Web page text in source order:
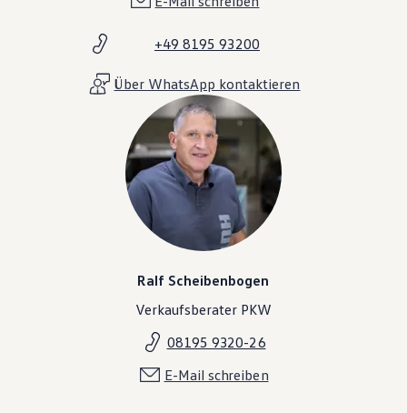
+49 8195 93200
Über WhatsApp kontaktieren
Ralf Scheibenbogen
Verkaufsberater PKW
08195 9320-26
E-Mail schreiben